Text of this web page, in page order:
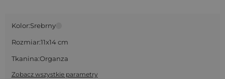
Kolor:Srebrny
Rozmiar:11x14 cm
Tkanina:Organza
Zobacz wszystkie parametry